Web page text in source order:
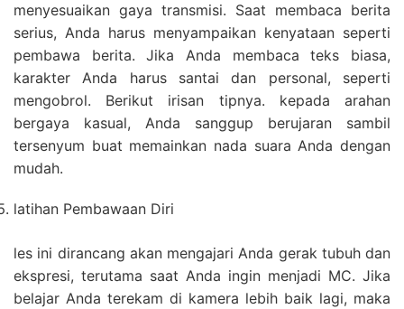
menyesuaikan gaya transmisi. Saat membaca berita
serius, Anda harus menyampaikan kenyataan seperti
pembawa berita. Jika Anda membaca teks biasa,
karakter Anda harus santai dan personal, seperti
mengobrol. Berikut irisan tipnya. kepada arahan
bergaya kasual, Anda sanggup berujaran sambil
tersenyum buat memainkan nada suara Anda dengan
mudah.
latihan Pembawaan Diri
les ini dirancang akan mengajari Anda gerak tubuh dan
ekspresi, terutama saat Anda ingin menjadi MC. Jika
belajar Anda terekam di kamera lebih baik lagi, maka